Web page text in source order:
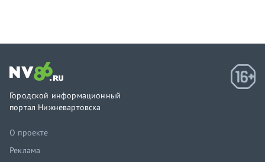
Городской информационный
портал Нижневартовска
О проекте
Реклама